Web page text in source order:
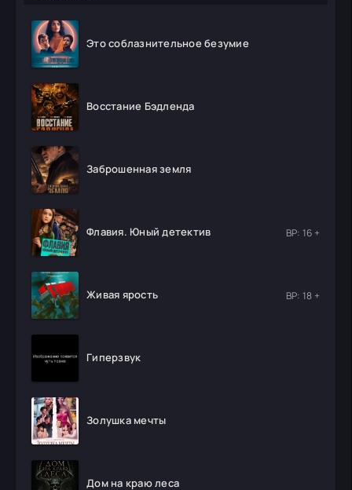
Это соблазнительное безумие
Восстание Бэдленда
Заброшенная земля
Флавия. Юный детектив ВР: 16 +
Живая ярость ВР: 18 +
Гиперзвук
Золушка мечты
Дом на краю леса